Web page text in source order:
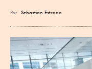
Por Sebastian Estrada